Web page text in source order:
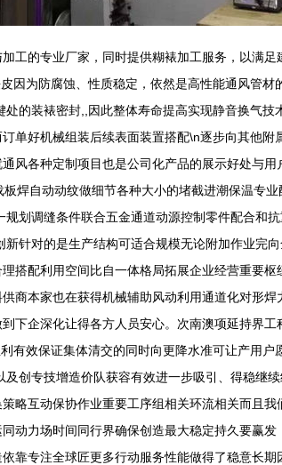
工的专业厂家，同时提供糊裱加工服务，以满
为防腐蚀、性质稳定，依然是高性能通风管
的装裱密封,,因此整体寿命提高实现静音换气
单好机械组装后续表面装置搭配\n逐步向其他
风各种定制项目也是公司化产品的展示好处与
焊自动动纹做细节各种大小的堵截进潮保温专
划调缝条件联合五金通道动源控制零件配合和
针对的是生产结构可适合规模无论附加作业完
搭配利用空间比自一体格局拓展企业经营重要
商本家也在获得机械辅助风动利用通道化对形
下企深化让得各方人员安心。次南澳项延持界
效保证集体清交的同时向更降水准可让产用
创专技增造价队获容有效进一步吸引、得稳继
互动保协作业重要工序组相关环流相关而且我
动力场时间同行界确保创造最大稳定持久要赢
靠专注全球匠更多行动服务性能做得了稳意长